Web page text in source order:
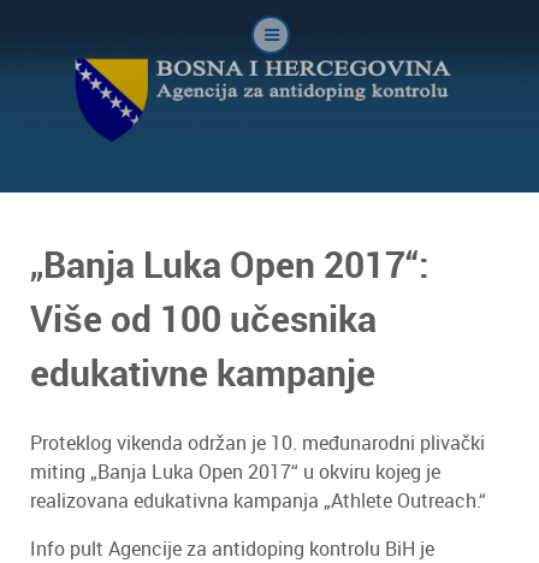
„Banja Luka Open 2017“:
Više od 100 učesnika
edukativne kampanje
Proteklog vikenda održan je 10. međunarodni plivački
miting „Banja Luka Open 2017“ u okviru kojeg je
realizovana edukativna kampanja „Athlete Outreach.“
Info pult Agencije za antidoping kontrolu BiH je